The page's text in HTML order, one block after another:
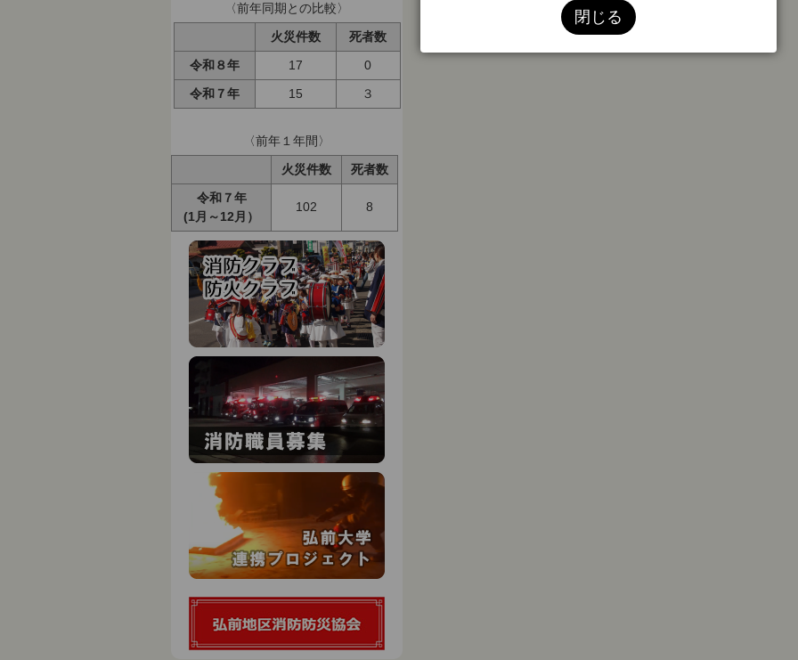
閉じる
〈前年同期との比較〉
火災件数
死者数
令和８年
17
0
令和７年
15 ３
〈前年１年間〉
火災件数
死者数
令和７年
(1月～12月）
102 8